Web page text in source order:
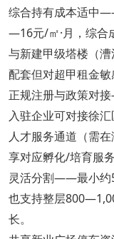
综合持有成本适中
—16元/㎡·月，综合
与新建甲级塔楼（
配套但对超甲租金敏
正规注册与政策对
入驻企业可对接徐
人才服务通道（需
享对应孵化/培育服务
灵活分割——最小约
也支持整层
长。